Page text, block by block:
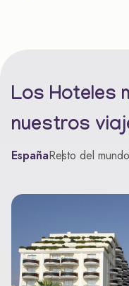
Los Hoteles
nuestros
EspañaResto del mundo